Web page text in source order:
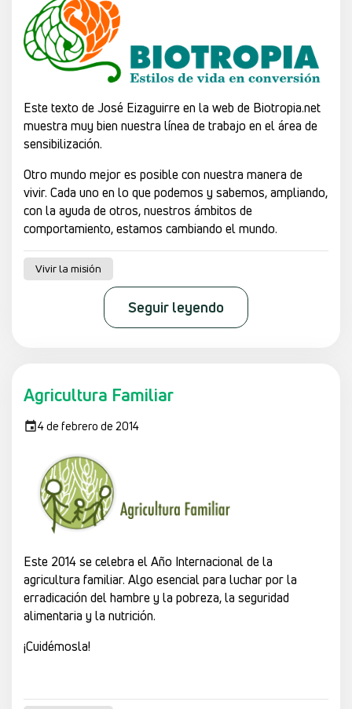
Este texto de José Eizaguirre en la web de Biotropia.net
muestra muy bien nuestra línea de trabajo en el área de
sensibilización.
Otro mundo mejor es posible con nuestra manera de
vivir. Cada uno en lo que podemos y sabemos, ampliando,
con la ayuda de otros, nuestros ámbitos de
comportamiento, estamos cambiando el mundo.
Vivir la misión
Seguir leyendo
Agricultura Familiar
4 de febrero de 2014
Este 2014 se celebra el Año Internacional de la
agricultura familiar. Algo esencial para luchar por la
erradicación del hambre y la pobreza, la seguridad
alimentaria y la nutrición.
¡Cuidémosla!